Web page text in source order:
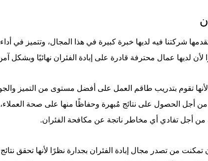
شركتنا فيه لديها خبرة كبيرة في هذا المجال، وتتميز في
لديها عمال محترفة قادرة على إبادة الفئران نهائيًا وبشكل
تقوم بتدريب طاقم العمل على أفضل مستوى من التميز
أجل الحصول على نتائج مُبهرة وحفاظًا منها على صحة العملاء،
من أجل تفادي أي مخاطر ناتجة عن مكافحة الفئران.
من تصدر مجال إبادة الفئران بجدارة نظرًا لأنها تحقق نتائج